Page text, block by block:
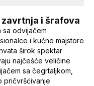
i šrafova
sa odvijačem
i kućne majstore
širok spektar
najčešće veličine
sa čegrtaljkom,
pričvršćivanje